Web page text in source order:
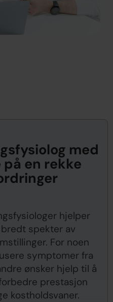
med
en rekke
hjelper
spekter av
For noen
symptomer fra
ønsker hjelp til å
prestasjon
kostholdsvaner.